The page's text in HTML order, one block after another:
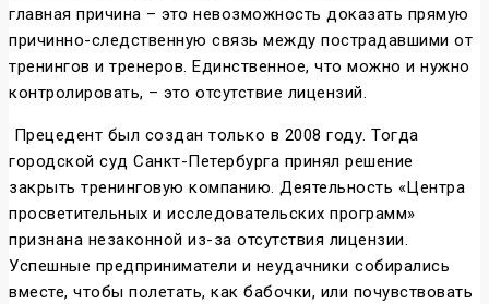
главная причина – это невозможность доказать прямую
причинно-следственную связь между пострадавшими от
тренингов и тренеров. Единственное, что можно и нужно
контролировать, – это отсутствие лицензий.
Прецедент был создан только в 2008 году. Тогда
городской суд Санкт-Петербурга принял решение
закрыть тренинговую компанию. Деятельность «Центра
просветительных и исследовательских программ»
признана незаконной из-за отсутствия лицензии.
Успешные предприниматели и неудачники собирались
вместе, чтобы полетать, как бабочки, или почувствовать